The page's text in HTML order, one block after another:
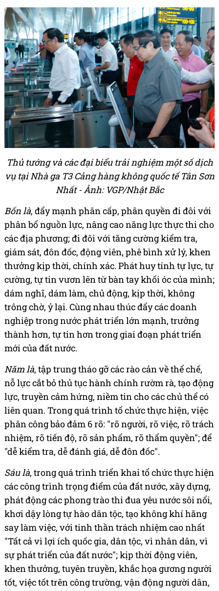
Thủ tướng và các đại biểu trải nghiệm một số dịch
vụ tại Nhà ga T3 Cảng hàng không quốc tế Tân Sơn
Nhất - Ảnh: VGP/Nhật Bắc
Bốn là, đẩy mạnh phân cấp, phân quyền đi đôi với
phân bổ nguồn lực, nâng cao năng lực thực thi cho
các địa phương; đi đôi với tăng cường kiểm tra,
giám sát, đôn đốc, động viên, phê bình xử lý, khen
thưởng kịp thời, chính xác. Phát huy tính tự lực, tự
cường, tự tin vươn lên từ bàn tay khối óc của mình;
dám nghĩ, dám làm, chủ động, kịp thời, không
trông chờ, ỷ lại. Cùng nhau thúc đẩy các doanh
nghiệp trong nước phát triển lớn mạnh, trưởng
thành hơn, tự tin hơn trong giai đoạn phát triển
mới của đất nước.
Năm là, tập trung tháo gỡ các rào cản về thể chế,
nỗ lực cắt bỏ thủ tục hành chính rườm rà, tạo động
lực, truyền cảm hứng, niềm tin cho các chủ thể có
liên quan. Trong quá trình tổ chức thực hiện, việc
phân công bảo đảm 6 rõ: "rõ người, rõ việc, rõ trách
nhiệm, rõ tiến độ, rõ sản phẩm, rõ thẩm quyền"; để
"dễ kiểm tra, dễ đánh giá, dễ đôn đốc".
Sáu là, trong quá trình triển khai tổ chức thực hiện
các công trình trọng điểm của đất nước, xây dựng,
phát động các phong trào thi đua yêu nước sôi nổi,
khơi dậy lòng tự hào dân tộc, tạo không khí hăng
say làm việc, với tinh thần trách nhiệm cao nhất
"Tất cả vì lợi ích quốc gia, dân tộc, vì nhân dân, vì
sự phát triển của đất nước"; kịp thời động viên,
khen thưởng, tuyên truyền, khắc họa gương người
tốt, việc tốt trên công trường, vận động người dân,